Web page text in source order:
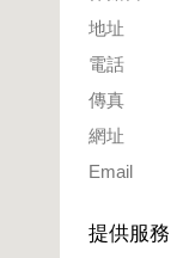
地址
電話
傳真
網址
Email
提供服務